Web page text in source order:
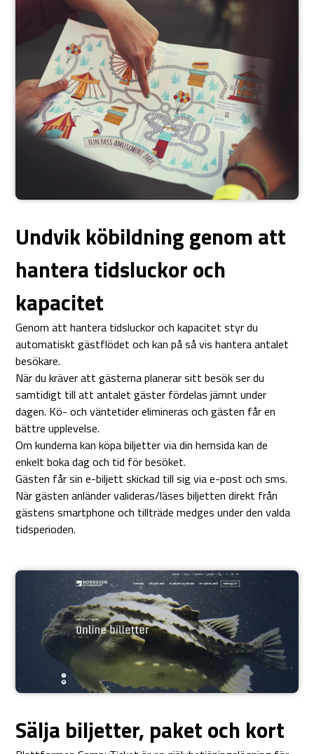
Undvik köbildning genom att
hantera tidsluckor och
kapacitet
Genom att hantera tidsluckor och kapacitet styr du
automatiskt gästflödet och kan på så vis hantera antalet
besökare.
När du kräver att gästerna planerar sitt besök ser du
samtidigt till att antalet gäster fördelas jämnt under
dagen. Kö- och väntetider elimineras och gästen får en
bättre upplevelse.
Om kunderna kan köpa biljetter via din hemsida kan de
enkelt boka dag och tid för besöket.
Gästen får sin e-biljett skickad till sig via e-post och sms.
När gästen anländer valideras/läses biljetten direkt från
gästens smartphone och tillträde medges under den valda
tidsperioden.
Sälja biljetter, paket och kort